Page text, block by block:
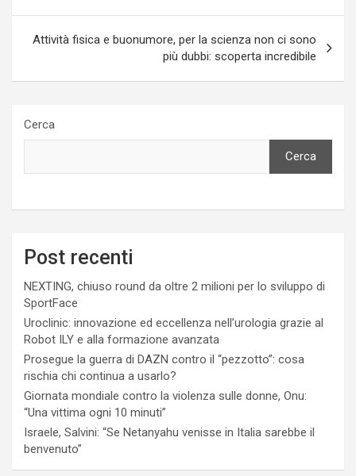
Attività fisica e buonumore, per la scienza non ci sono
più dubbi: scoperta incredibile
Cerca
Cerca
Post recenti
NEXTING, chiuso round da oltre 2 milioni per lo sviluppo di
SportFace
Uroclinic: innovazione ed eccellenza nell’urologia grazie al
Robot ILY e alla formazione avanzata
Prosegue la guerra di DAZN contro il “pezzotto”: cosa
rischia chi continua a usarlo?
Giornata mondiale contro la violenza sulle donne, Onu:
“Una vittima ogni 10 minuti”
Israele, Salvini: “Se Netanyahu venisse in Italia sarebbe il
benvenuto”